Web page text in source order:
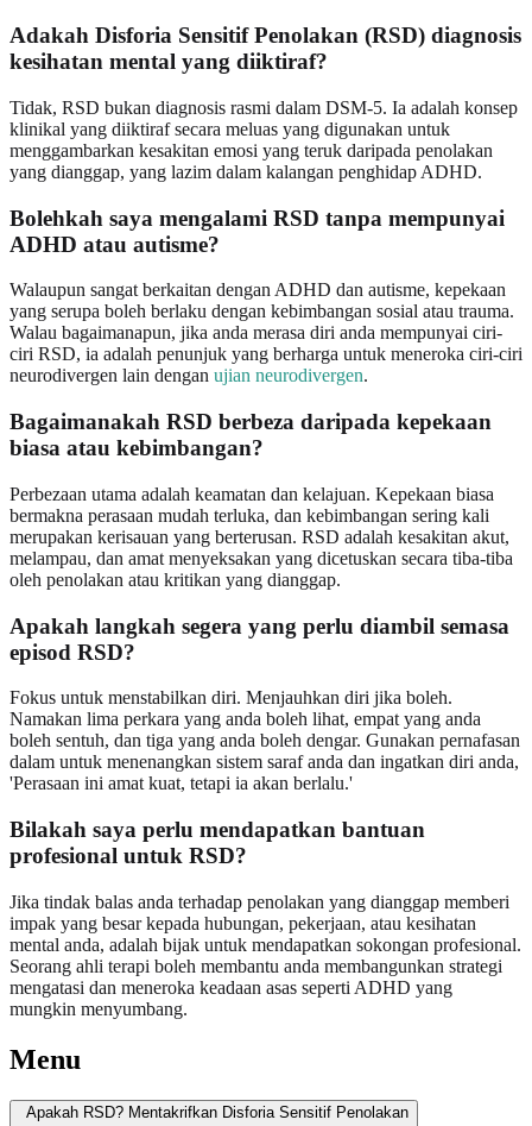
Adakah Disforia Sensitif Penolakan (RSD) diagnosis
kesihatan mental yang diiktiraf?
Tidak, RSD bukan diagnosis rasmi dalam DSM-5. Ia adalah konsep
klinikal yang diiktiraf secara meluas yang digunakan untuk
menggambarkan kesakitan emosi yang teruk daripada penolakan
yang dianggap, yang lazim dalam kalangan penghidap ADHD.
Bolehkah saya mengalami RSD tanpa mempunyai
ADHD atau autisme?
Walaupun sangat berkaitan dengan ADHD dan autisme, kepekaan
yang serupa boleh berlaku dengan kebimbangan sosial atau trauma.
Walau bagaimanapun, jika anda merasa diri anda mempunyai ciri-
ciri RSD, ia adalah penunjuk yang berharga untuk meneroka ciri-ciri
neurodivergen lain dengan ujian neurodivergen.
Bagaimanakah RSD berbeza daripada kepekaan
biasa atau kebimbangan?
Perbezaan utama adalah keamatan dan kelajuan. Kepekaan biasa
bermakna perasaan mudah terluka, dan kebimbangan sering kali
merupakan kerisauan yang berterusan. RSD adalah kesakitan akut,
melampau, dan amat menyeksakan yang dicetuskan secara tiba-tiba
oleh penolakan atau kritikan yang dianggap.
Apakah langkah segera yang perlu diambil semasa
episod RSD?
Fokus untuk menstabilkan diri. Menjauhkan diri jika boleh.
Namakan lima perkara yang anda boleh lihat, empat yang anda
boleh sentuh, dan tiga yang anda boleh dengar. Gunakan pernafasan
dalam untuk menenangkan sistem saraf anda dan ingatkan diri anda,
'Perasaan ini amat kuat, tetapi ia akan berlalu.'
Bilakah saya perlu mendapatkan bantuan
profesional untuk RSD?
Jika tindak balas anda terhadap penolakan yang dianggap memberi
impak yang besar kepada hubungan, pekerjaan, atau kesihatan
mental anda, adalah bijak untuk mendapatkan sokongan profesional.
Seorang ahli terapi boleh membantu anda membangunkan strategi
mengatasi dan meneroka keadaan asas seperti ADHD yang
mungkin menyumbang.
Menu
Apakah RSD? Mentakrifkan Disforia Sensitif Penolakan